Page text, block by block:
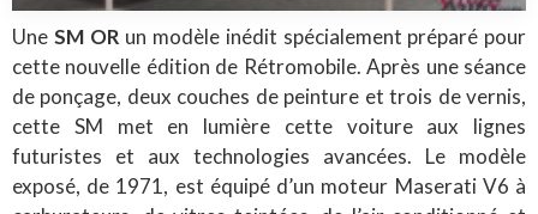
Une SM OR un modèle inédit spécialement préparé pour
cette nouvelle édition de Rétromobile. Après une séance
de ponçage, deux couches de peinture et trois de vernis,
cette SM met en lumière cette voiture aux lignes
futuristes et aux technologies avancées. Le modèle
exposé, de 1971, est équipé d’un moteur Maserati V6 à